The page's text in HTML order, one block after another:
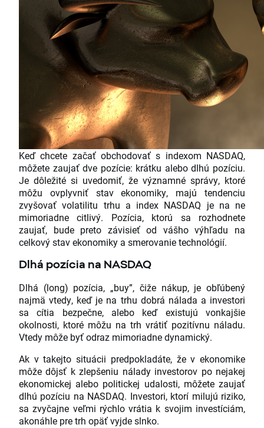
Keď chcete začať obchodovať s indexom NASDAQ,
môžete zaujať dve pozície: krátku alebo dlhú pozíciu.
Je dôležité si uvedomiť, že významné správy, ktoré
môžu ovplyvniť stav ekonomiky, majú tendenciu
zvyšovať volatilitu trhu a index NASDAQ je na ne
mimoriadne citlivý. Pozícia, ktorú sa rozhodnete
zaujať, bude preto závisieť od vášho výhľadu na
celkový stav ekonomiky a smerovanie technológií.
Dlhá pozícia na NASDAQ
Dlhá (long) pozícia, „buy”, čiže nákup, je obľúbený
najmä vtedy, keď je na trhu dobrá nálada a investori
sa cítia bezpečne, alebo keď existujú vonkajšie
okolnosti, ktoré môžu na trh vrátiť pozitívnu náladu.
Vtedy môže byť odraz mimoriadne dynamický.
Ak v takejto situácii predpokladáte, že v ekonomike
môže dôjsť k zlepšeniu nálady investorov po nejakej
ekonomickej alebo politickej udalosti, môžete zaujať
dlhú pozíciu na NASDAQ. Investori, ktorí milujú riziko,
sa zvyčajne veľmi rýchlo vrátia k svojim investíciám,
akonáhle pre trh opäť vyjde slnko.